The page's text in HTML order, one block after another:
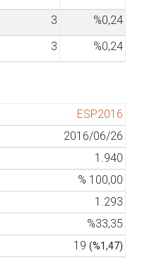
3
%0,24
3 %0,24
ESP2016
2016/06/26
1.940
% 100,00
1.293
%33,35
19 (%1,47)